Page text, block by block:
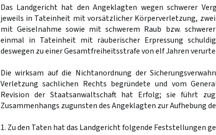
Das Landgericht hat den Angeklagten wegen schwerer
jeweils in Tateinheit mit vorsätzlicher Körperverletzung,
mit Geiselnahme sowie mit schwerem Raub bzw.
einmal in Tateinheit mit räuberischer Erpressung
deswegen zu einer Gesamtfreiheitsstrafe von elf Jahren
Die wirksam auf die Nichtanordnung der
Verletzung sachlichen Rechts begründete und vom
Revision der Staatsanwaltschaft hat Erfolg; sie führt
Zusammenhangs zugunsten des Angeklagten zur Aufhebung
1. Zu den Taten hat das Landgericht folgende Feststellungen